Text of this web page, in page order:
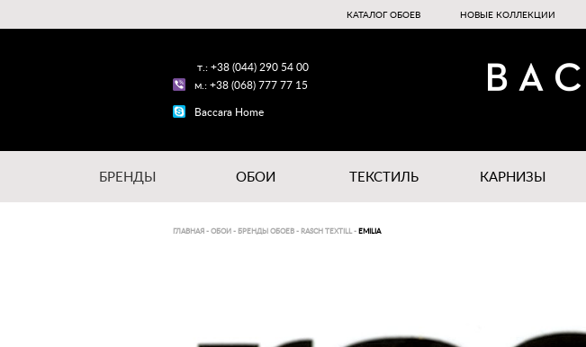
КАТАЛОГ ОБОЕВ НОВЫЕ КОЛЛЕКЦИИ
т.: +38 (044) 290 54 00
м.: +38 (068) 777 77 15
Baccara Home
БРЕНДЫ ОБОИ ТЕКСТИЛЬ КАРНИЗЫ
ГЛАВНАЯ - ОБОИ - БРЕНДЫ ОБОЕВ - RASCH TEXTILL- EMILIA